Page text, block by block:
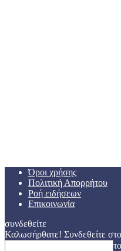
Όροι χρήσης
Πολιτική Απορρήτου
Ροή ειδήσεων
Επικοινωνία
συνδεθείτε
Καλωσήρθατε! Συνδεθείτε